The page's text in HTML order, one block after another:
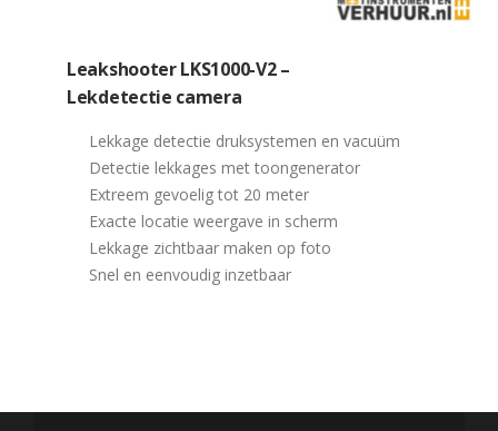
Leakshooter LKS1000-V2 –
Lekdetectie camera
Lekkage detectie druksystemen en vacuüm
Detectie lekkages met toongenerator
Extreem gevoelig tot 20 meter
Exacte locatie weergave in scherm
Lekkage zichtbaar maken op foto
Snel en eenvoudig inzetbaar